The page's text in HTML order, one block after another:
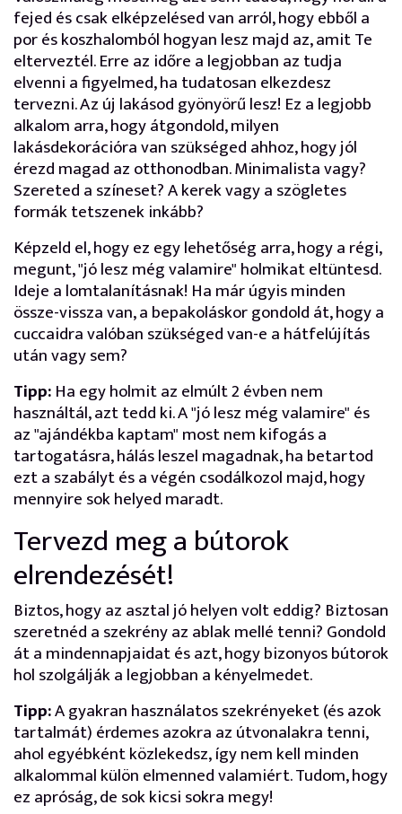
fejed és csak elképzelésed van arról, hogy ebből a
por és koszhalomból hogyan lesz majd az, amit Te
elterveztél. Erre az időre a legjobban az tudja
elvenni a figyelmed, ha tudatosan elkezdesz
tervezni. Az új lakásod gyönyörű lesz! Ez a legjobb
alkalom arra, hogy átgondold, milyen
lakásdekorációra van szükséged ahhoz, hogy jól
érezd magad az otthonodban. Minimalista vagy?
Szereted a színeset? A kerek vagy a szögletes
formák tetszenek inkább?
Képzeld el, hogy ez egy lehetőség arra, hogy a régi,
megunt, "jó lesz még valamire" holmikat eltüntesd.
Ideje a lomtalanításnak! Ha már úgyis minden
össze-vissza van, a bepakoláskor gondold át, hogy a
cuccaidra valóban szükséged van-e a hátfelújítás
után vagy sem?
Tipp:Ha egy holmit az elmúlt 2 évben nem
használtál, azt tedd ki. A "jó lesz még valamire" és
az "ajándékba kaptam" most nem kifogás a
tartogatásra, hálás leszel magadnak, ha betartod
ezt a szabályt és a végén csodálkozol majd, hogy
mennyire sok helyed maradt.
Tervezd meg a bútorok
elrendezését!
Biztos, hogy az asztal jó helyen volt eddig? Biztosan
szeretnéd a szekrény az ablak mellé tenni? Gondold
át a mindennapjaidat és azt, hogy bizonyos bútorok
hol szolgálják a legjobban a kényelmedet.
Tipp:A gyakran használatos szekrényeket (és azok
tartalmát) érdemes azokra az útvonalakra tenni,
ahol egyébként közlekedsz, így nem kell minden
alkalommal külön elmenned valamiért. Tudom, hogy
ez apróság, de sok kicsi sokra megy!